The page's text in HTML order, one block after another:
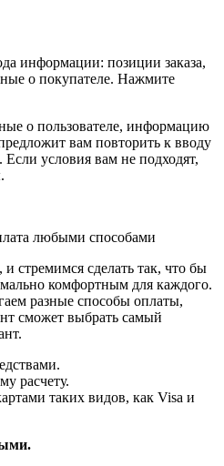
информации: позиции заказа,
о покупателе. Нажмите
о пользователе, информацию
вам повторить к вводу
условия вам не подходят,
стремимся сделать так, что бы
комфортным для каждого.
разные способы оплаты,
сможет выбрать самый
расчету.
таких видов, как Visa и